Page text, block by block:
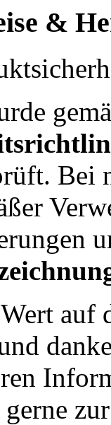
&
Bei
auf